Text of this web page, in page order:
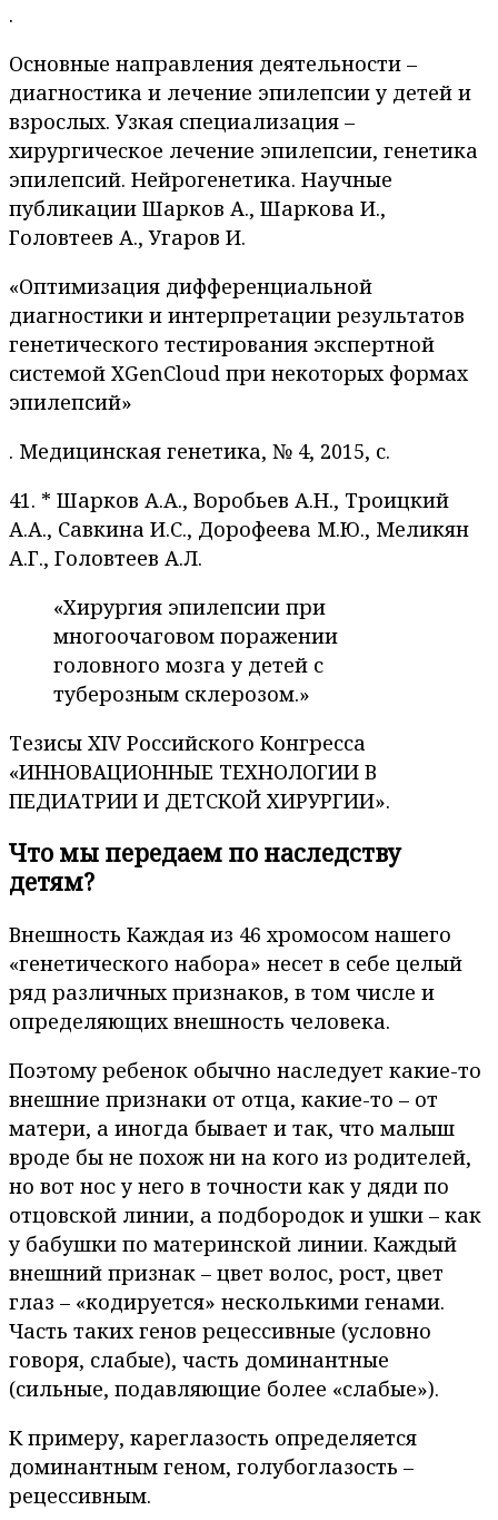
.
Основные направления деятельности –
диагностика и лечение эпилепсии у детей и
взрослых. Узкая специализация –
хирургическое лечение эпилепсии, генетика
эпилепсий. Нейрогенетика. Научные
публикации Шарков А., Шаркова И.,
Головтеев А., Угаров И.
«Оптимизация дифференциальной
диагностики и интерпретации результатов
генетического тестирования экспертной
системой XGenCloud при некоторых формах
эпилепсий»
. Медицинская генетика, № 4, 2015, с.
41. * Шарков А.А., Воробьев А.Н., Троицкий
А.А., Савкина И.С., Дорофеева М.Ю., Меликян
А.Г., Головтеев А.Л.
«Хирургия эпилепсии при
многоочаговом поражении
головного мозга у детей с
туберозным склерозом.»
Тезисы XIV Российского Конгресса
«ИННОВАЦИОННЫЕ ТЕХНОЛОГИИ В
ПЕДИАТРИИ И ДЕТСКОЙ ХИРУРГИИ».
Что мы передаем по наследству
детям?
Внешность Каждая из 46 хромосом нашего
«генетического набора» несет в себе целый
ряд различных признаков, в том числе и
определяющих внешность человека.
Поэтому ребенок обычно наследует какие-то
внешние признаки от отца, какие-то – от
матери, а иногда бывает и так, что малыш
вроде бы не похож ни на кого из родителей,
но вот нос у него в точности как у дяди по
отцовской линии, а подбородок и ушки – как
у бабушки по материнской линии. Каждый
внешний признак – цвет волос, рост, цвет
глаз – «кодируется» несколькими генами.
Часть таких генов рецессивные (условно
говоря, слабые), часть доминантные
(сильные, подавляющие более «слабые»).
К примеру, кареглазость определяется
доминантным геном, голубоглазость –
рецессивным.